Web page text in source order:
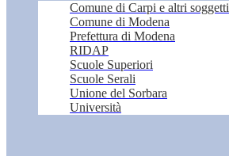
Comune di Carpi e altri soggetti
Comune di Modena
Prefettura di Modena
RIDAP
Scuole Superiori
Scuole Serali
Unione del Sorbara
Università